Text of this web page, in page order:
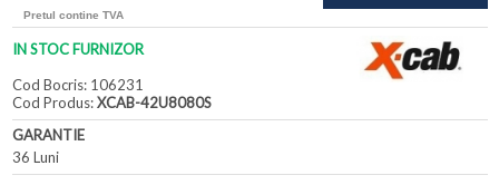
Pretul contine TVA
IN STOC FURNIZOR
Cod Bocris: 106231
Cod Produs:XCAB-42U8080S
GARANTIE
36 Luni